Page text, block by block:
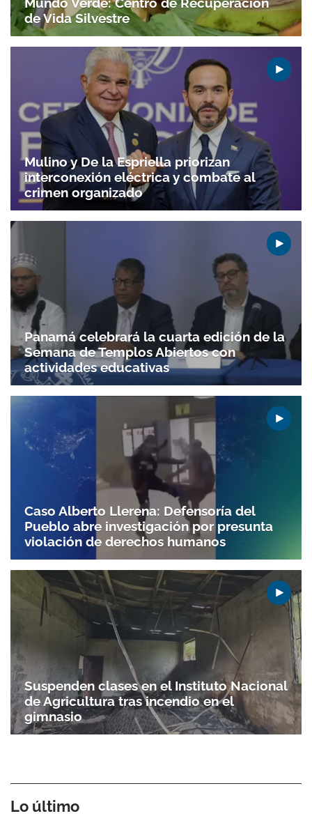
Gracias por suscribirte a nuestro boletín.
ACEPTAR
de Vida Silvestre
Mulino y De la Espriella priorizan
interconexión eléctrica y combate al
crimen organizado
Panamá celebrará la cuarta edición de la
Semana de Templos Abiertos con
actividades educativas
Caso Alberto Llerena: Defensoría del
Pueblo abre investigación por presunta
violación de derechos humanos
Suspenden clases en el Instituto Nacional
de Agricultura tras incendio en el
gimnasio
Lo último